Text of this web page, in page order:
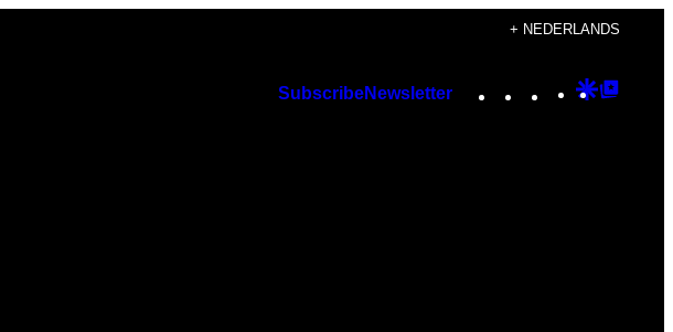
+ NEDERLANDS
SubscribeNewsletter Instagram
TikTok
YouTube
Google